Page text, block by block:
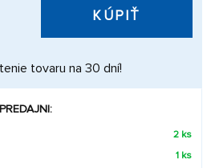
KÚPIŤ
tovaru na 30 dní!
2 ks
1 ks